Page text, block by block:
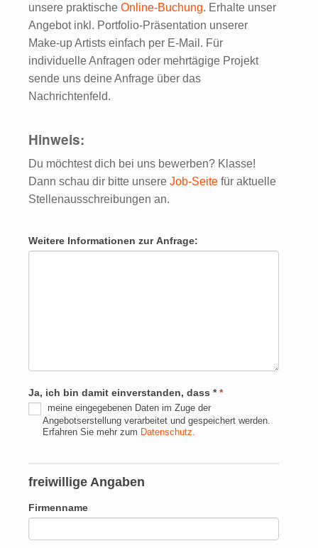
unsere praktische Online-Buchung. Erhalte unser
Angebot inkl. Portfolio-Präsentation unserer
Make-up Artists einfach per E-Mail. Für
individuelle Anfragen oder mehrtägige Projekt
sende uns deine Anfrage über das
Nachrichtenfeld.
Hinweis:
Du möchtest dich bei uns bewerben? Klasse!
Dann schau dir bitte unsere Job-Seite für aktuelle
Stellenausschreibungen an.
Weitere Informationen zur Anfrage:
Ja, ich bin damit einverstanden, dass **
meine eingegebenen Daten im Zuge der
Angebotserstellung verarbeitet und gespeichert werden.
Erfahren Sie mehr zum Datenschutz.
freiwillige Angaben
Firmenname